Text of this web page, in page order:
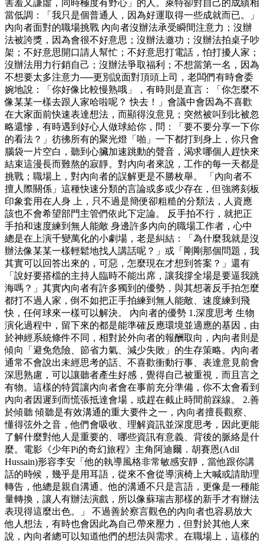
害羞又謙虛，同時極度有野心」的人。萊特卻對自己的成績相
當低調：「我只是個普通人，因為好運取得一些成就而已。」
內向者面對的職場挑戰 內向者沒辦法承受瞬間注意力；沒辦
法被誇獎，因為會很不好意思；沒辦法邀功；沒辦法拍桌子吵
架；不好意思開口請人幫忙；不好意思打電話，怕打擾人家；
沒辦法用力行銷自己；沒辦法爭取福利；不想當第一名，因為
不想要太多注意力──更別說面對頂頭上司，老闆們有時會委
婉地說：「你好像比較慢熟哦」，有時則是直言：「你怎麼不
像某某一樣去跟人家哈啦呢？ 快去！」會議中會因為不喜歡
在大家面前快速表達想法，而顯得沒意見；突然被叫到比被忽
略還慘，有時遇到好心人做球給你，問：「要不要分享一下你
的看法？」彷彿所有的聚光燈「啪」一下都打到身上，你只會
腦袋一片空白，聽到心臟加速跳動的聲音，渴求哪個人趕快來
結束這漫長而難熬的寂靜。對內向者來說，工作的每一天都是
挑戰；職場上，對內向者的誤解更是不勝枚舉。 「內向者不
擅人際關係」這種快速分類的言論或多或少存在，但強將刻板
印象套用在人身 上，只不過是簡便卻粗糙的分類法，人資應
該也不會希望部門主管們依此下定論。 反手拍不行，就把正
手拍和速度練到無人能敵 身邊許多內向的職場工作者，心中
總是在上演千變萬化的小劇場，老是糾結：「為什麼我就是沒
辦法像某某一樣輕鬆地找人講話呢？」或「剛剛那個問題，我
其實可以回答出來的，可惡，怎麼現在才想到答案？」還有
「說好要搭檔的主持人臨時不能出席，讓我撐全場是要逼我跳
海嗎？」其實內向者有許多獨到的優勢，與其想著反手拍怎麼
都打不過人家，倒不如把正手拍練到無人能敵、速度練到飛
快，任何球來一樣可以解決。 內向者的優勢 1.深度思考 生物
演化過程中，留下來的都是能準確反應環境並適應的基因，由
於神經系統條件不同，相對於外向者的報酬取向，內向者則是
傾向「避免危險、節省力氣、減少失敗」的生存策略。內向者
通常不會說出未經思考的話、不喜歡衝動行事、表達意見前會
深思熟慮，可以讓聽者產生好感，覺得自己被重視，而且言之
有物。這樣的特質讓內向者會在事前充分準備，你不太會看到
內向者因遲到而慌張抵達會場，或趕在截止時間前踩線。 2.善
於傾聽 傾聽是有效溝通的重大要件之一，內向者擅長觀察、
懂得弦外之音，他們會吸收、理解資訊並深度思考，因此更能
了解什麼對他人是重要的、哪些資訊有意義、背後的脈絡是什
麼。電影《少年Pi的奇幻旅程》主角阿迪爾．胡賽恩(Adil
Hussain)形容李安「他的執導風格非常敏感安靜，當他跟你講
話的時候，幾乎是用耳語，從來不會從導演椅上大喊或請助理
轉告，他總是親自溝通。他的溝通不只是言語，更像是一種能
量轉換，讓人有辦法演戲，所以像蘇瑞吉那樣的新手才有辦法
表現得這麼出色。」 不過善於察言觀色的內向者也容易放大
他人想法，有時也會因此為自己帶來壓力，但對於其他人來
說，內向者總可以知道他們的想法與需求。在職場上，這樣的